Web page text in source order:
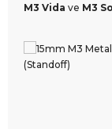
M3 Vida ve M3